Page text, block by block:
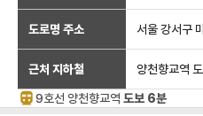
도로명 주소 서울 강서구
근처 지하철 양천향교역
9호선 양천향교역 도보 6분